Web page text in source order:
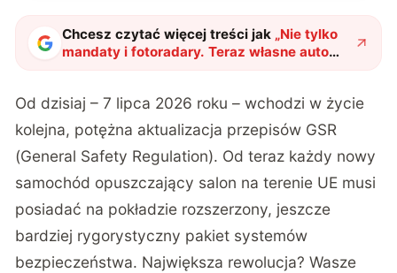
Chcesz czytać więcej treści jak „Nie tylko
mandaty i fotoradary. Teraz własne auto
będzie pilnować Cię za kierownicą"?
Od dzisiaj – 7 lipca 2026 roku – wchodzi w życie
kolejna, potężna aktualizacja przepisów GSR
(General Safety Regulation). Od teraz każdy nowy
samochód opuszczający salon na terenie UE musi
posiadać na pokładzie rozszerzony, jeszcze
bardziej rygorystyczny pakiet systemów
bezpieczeństwa. Największa rewolucja? Wasze